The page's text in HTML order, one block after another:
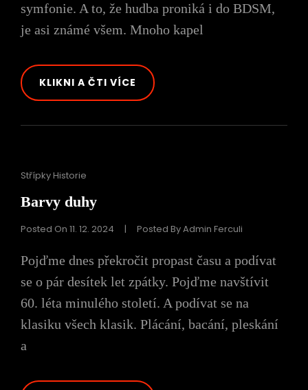
symfonie. A to, že hudba proniká i do BDSM,
je asi známé všem. Mnoho kapel
KLIKNI A ČTI VÍCE PISTÁCIOVÁ
HUDBA
Cat
Střípky Historie
Barvy duhy
Posted On 11. 12. 2024 | Posted ByAdmin Ferculi
Pojďme dnes překročit propast času a podívat
se o pár desítek let zpátky. Pojďme navštívit
60. léta minulého století. A podívat se na
klasiku všech klasik. Plácání, bacání, pleskání
a